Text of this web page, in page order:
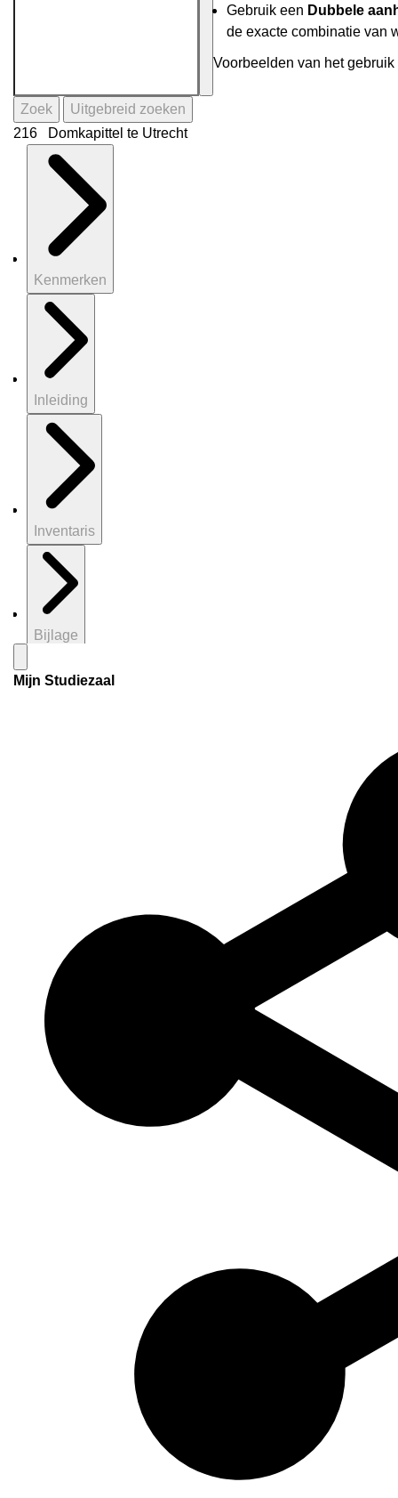
Gebruik een Dubbele
de exacte combinatie van
Voorbeelden van het
Zoek
Uitgebreid zoeken
216 Domkapittel te Utrecht
Kenmerken
Inleiding
Inventaris
Bijlage
Mijn Studiezaal